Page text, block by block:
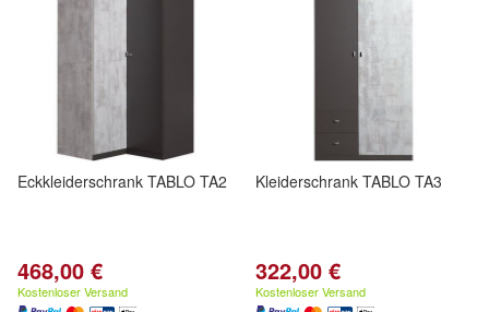
Eckkleiderschrank TABLO TA2
468,00 €
Kostenloser Versand
Kleiderschrank TABLO TA3
322,00 €
Kostenloser Versand